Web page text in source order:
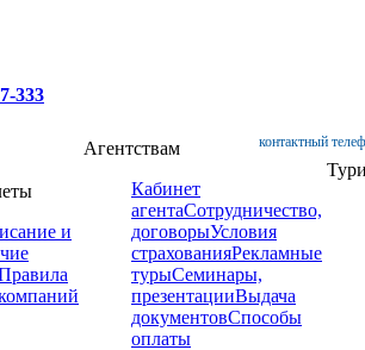
333
контактный
и
Агентствам
Кабинет
агентаСотрудничество,
договорыУсловия
страхованияРекламные
турыСеминары,
презентацииВыдача
документовСпособы
оплаты